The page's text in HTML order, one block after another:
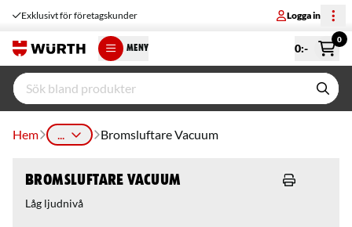
Exklusivt för företagskunder Logga in
MENY 0:-
0
Hem ... Bromsluftare Vacuum
Bromsluftare Vacuum
Låg ljudnivå